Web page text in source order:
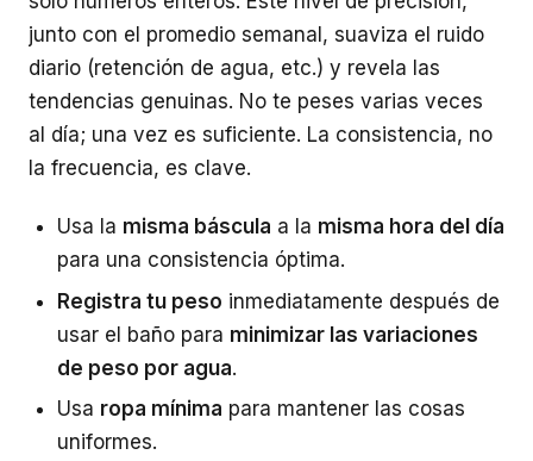
junto con el promedio semanal, suaviza el ruido
diario (retención de agua, etc.) y revela las
tendencias genuinas. No te peses varias veces
al día; una vez es suficiente. La consistencia, no
la frecuencia, es clave.
Usa la misma báscula a la misma hora del día
para una consistencia óptima.
Registra tu peso inmediatamente después de
usar el baño para minimizar las variaciones
de peso por agua.
Usa ropa mínima para mantener las cosas
uniformes.